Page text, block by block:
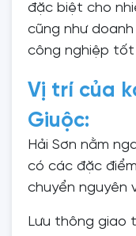
đặc biệt cho
cũng như
công nghiệp tốt
Vị trí của
Giuộc:
Hải Sơn nằm
có các đặc
chuyển nguyên
Lưu thông giao